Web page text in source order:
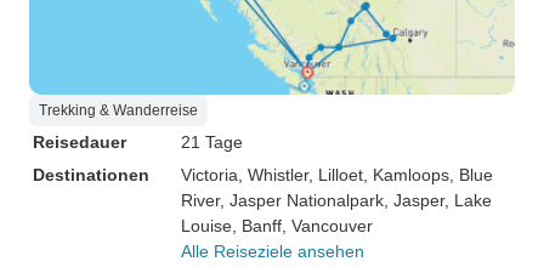
Trekking & Wanderreise
Reisedauer
21 Tage
Destinationen
Victoria , Whistler, Lilloet , Kamloops , Blue
River, Jasper Nationalpark , Jasper, Lake
Louise , Banff , Vancouver
Alle Reiseziele ansehen